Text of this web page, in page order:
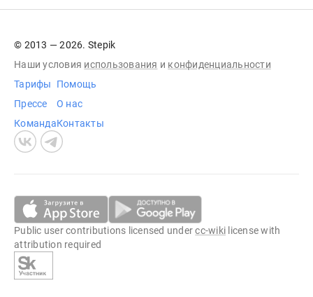
© 2013 — 2026. Stepik
Наши условия использования и конфиденциальности
Тарифы
Прессе
Команда
Помощь
О нас
Контакты
Public user contributions licensed undercc-wiki license with
attribution required